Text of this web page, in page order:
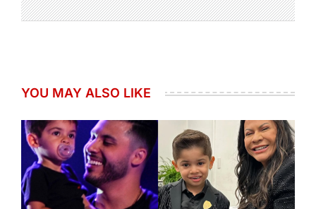
YOU MAY ALSO LIKE